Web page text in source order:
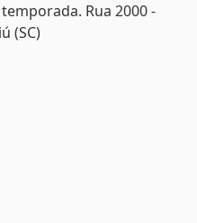
Rua 2000 -
(SC)